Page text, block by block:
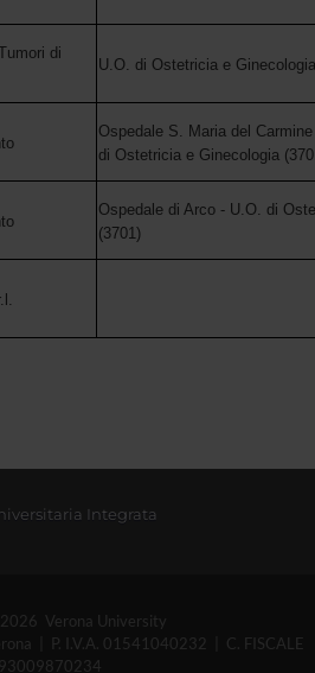
di
U.O. di Ostetricia e
Ospedale S. Maria del
di Ostetricia e Ginecologia
Ospedale di Arco - U.O. di
(3701)
Integrata
Verona University
| P. I.V.A. 01541040232 | C. FISCALE
93009870234